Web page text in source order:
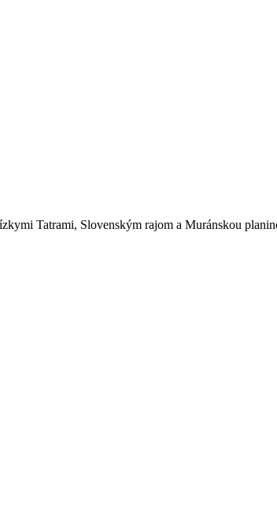
Tatrami, Slovenským rajom a Muránskou